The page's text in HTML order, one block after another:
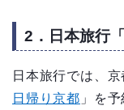
2．日本旅行
日本旅行では、京
日帰り京都 」を